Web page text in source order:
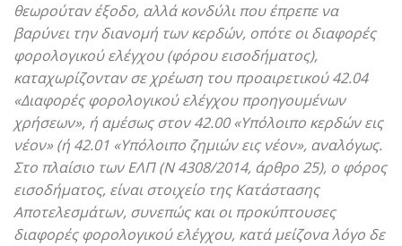
θεωρούταν έξοδο, αλλά κονδύλι που έπρεπε να
βαρύνει την διανομή των κερδών, οπότε οι διαφορές
φορολογικού ελέγχου (φόρου εισοδήματος),
καταχωρίζονταν σε χρέωση του προαιρετικού 42.04
«Διαφορές φορολογικού ελέγχου προηγουμένων
χρήσεων», ή αμέσως στον 42.00 «Υπόλοιπο κερδών εις
νέον» (ή 42.01 «Υπόλοιπο ζημιών εις νέον», αναλόγως.
Στο πλαίσιο των ΕΛΠ (Ν 4308/2014, άρθρο 25), ο φόρος
εισοδήματος, είναι στοιχείο της Κατάστασης
Αποτελεσμάτων, συνεπώς και οι προκύπτουσες
διαφορές φορολογικού ελέγχου, κατά μείζονα λόγο δε